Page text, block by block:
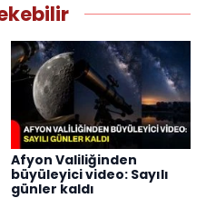
Afyon Valiliğinden
büyüleyici video: Sayılı
günler kaldı